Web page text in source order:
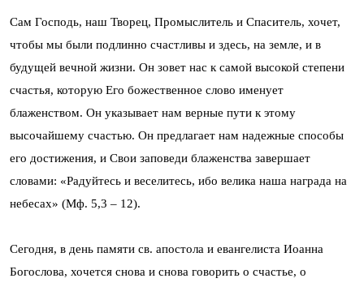
Сам Господь, наш Творец, Промыслитель и Спаситель, хочет,
чтобы мы были подлинно счастливы и здесь, на земле, и в
будущей вечной жизни. Он зовет нас к самой высокой степени
счастья, которую Его божественное слово именует
блаженством. Он указывает нам верные пути к этому
высочайшему счастью. Он предлагает нам надежные способы
его достижения, и Свои заповеди блаженства завершает
словами: «Радуйтесь и веселитесь, ибо велика наша награда на
небесах» (Мф. 5,3 – 12).
Сегодня, в день памяти св. апостола и евангелиста Иоанна
Богослова, хочется снова и снова говорить о счастье, о